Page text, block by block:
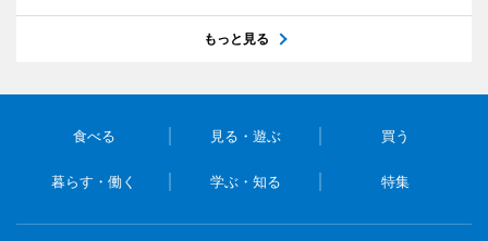
もっと見る
食べる 見る・遊ぶ 買う
暮らす・働く 学ぶ・知る 特集